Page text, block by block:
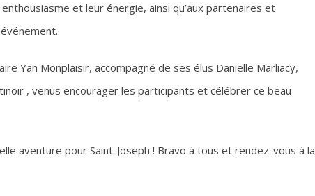
et leur énergie, ainsi qu’aux partenaires et
Yan Monplaisir, accompagné de ses élus Danielle Marliacy,
, venus encourager les participants et célébrer ce beau
aventure pour Saint-Joseph ! Bravo à tous et rendez-vous à la